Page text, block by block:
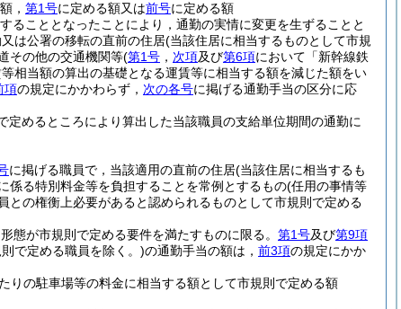
， 第1号に定める額又は前号に定める額
ることとなったことにより，通勤の実情に変更を生ずることと
は公署の移転の直前の住居(当該住居に相当するものとして市規
その他の交通機関等(第1号 ， 次項及び第6項において「新幹線鉄
相当額の算出の基礎となる運賃等に相当する額を減じた額をい
項の規定にかかわらず， 次の各号に掲げる通勤手当の区分に応
めるところにより算出した当該職員の支給単位期間の通勤に
に掲げる職員で，当該適用の直前の住居(当該住居に相当するも
係る特別料金等を負担することを常例とするもの(任用の事情等
との権衡上必要があると認められるものとして市規則で定める
態が市規則で定める要件を満たすものに限る。 第1号及び第9項
で定める職員を除く。)の通勤手当の額は， 前3項の規定にかか
の駐車場等の料金に相当する額として市規則で定める額